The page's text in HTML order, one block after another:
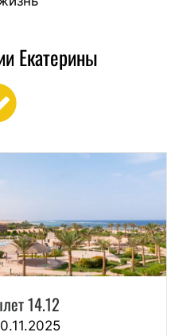
Екатерины
14.12